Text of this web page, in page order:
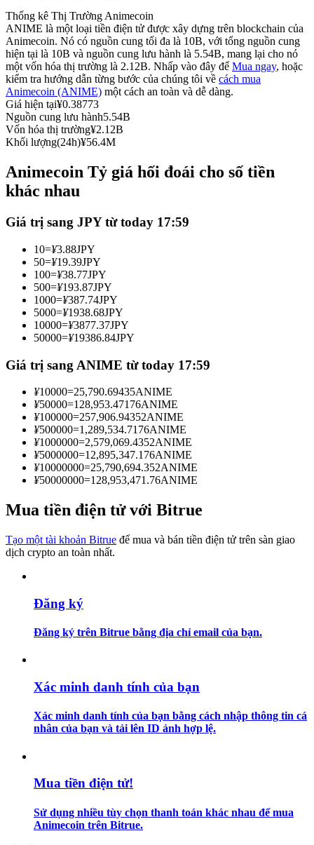
Sao chép Giao dịch
Trở thành Nhà giao dịch Sao chép
Tận hưởng chia sẻ lợi nhuận và hoa hồng giao dịch sao chép
Thông tin
Hướng dẫn
Học cách duy trì lợi nhuận
Thống kê Thị Trường Animecoin
ANIME là một loại tiền điện tử được xây dựng trên blockchain của
Animecoin. Nó có nguồn cung tối đa là 10B, với tổng nguồn cung
hiện tại là 10B và nguồn cung lưu hành là 5.54B, mang lại cho nó
một vốn hóa thị trường là 2.12B. Nhấp vào đây để Mua ngay, hoặc
kiểm tra hướng dẫn từng bước của chúng tôi về cách mua
Animecoin (ANIME) một cách an toàn và dễ dàng.
Giá hiện tại¥0.38773
Nguồn cung lưu hành5.54B
Vốn hóa thị trường¥2.12B
Khối lượng(24h)¥56.4M
Animecoin Tỷ giá hối đoái cho số tiền
khác nhau
Giá trị sang JPY từ today 17:59
10=¥3.88JPY
50=¥19.39JPY
100=¥38.77JPY
500=¥193.87JPY
1000=¥387.74JPY
5000=¥1938.68JPY
10000=¥3877.37JPY
50000=¥19386.84JPY
Giá trị sang ANIME từ today 17:59
¥10000=25,790.69435ANIME
¥50000=128,953.47176ANIME
¥100000=257,906.94352ANIME
¥500000=1,289,534.7176ANIME
¥1000000=2,579,069.4352ANIME
¥5000000=12,895,347.176ANIME
¥10000000=25,790,694.352ANIME
¥50000000=128,953,471.76ANIME
Mua tiền điện tử với Bitrue
Tạo một tài khoản Bitrue để mua và bán tiền điện tử trên sàn giao
dịch crypto an toàn nhất.
Đăng ký
Đăng ký trên Bitrue bằng địa chỉ email của bạn.
Xác minh danh tính của bạn
Xác minh danh tính của bạn bằng cách nhập thông tin cá
nhân của bạn và tải lên ID ảnh hợp lệ.
Mua tiền điện tử!
Sử dụng nhiều tùy chọn thanh toán khác nhau để mua
Animecoin trên Bitrue.